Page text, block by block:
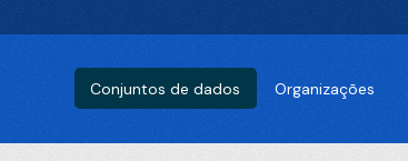
Conjuntos de dados Organizações